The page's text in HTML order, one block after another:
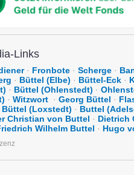
Links
· Fronbote · Scherge ·
· Büttel (Elbe) · Büttel-Eck ·
· Büttel (Ohlenstedt) ·
· Witzwort · Georg Büttel ·
Büttel (Loxstedt) · Buttel
Christian von Buttel · Dietrich
Wilhelm Buttel · Hugo